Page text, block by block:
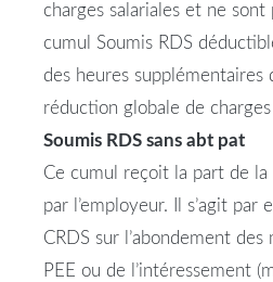
charges salariales et ne sont
cumul Soumis RDS
des heures supplémentaires
réduction globale de charges
Soumis RDS sans abt pat
Ce cumul reçoit la part de la
par l’employeur. Il s’agit par
CRDS sur l’abondement
PEE ou de l’intéressement